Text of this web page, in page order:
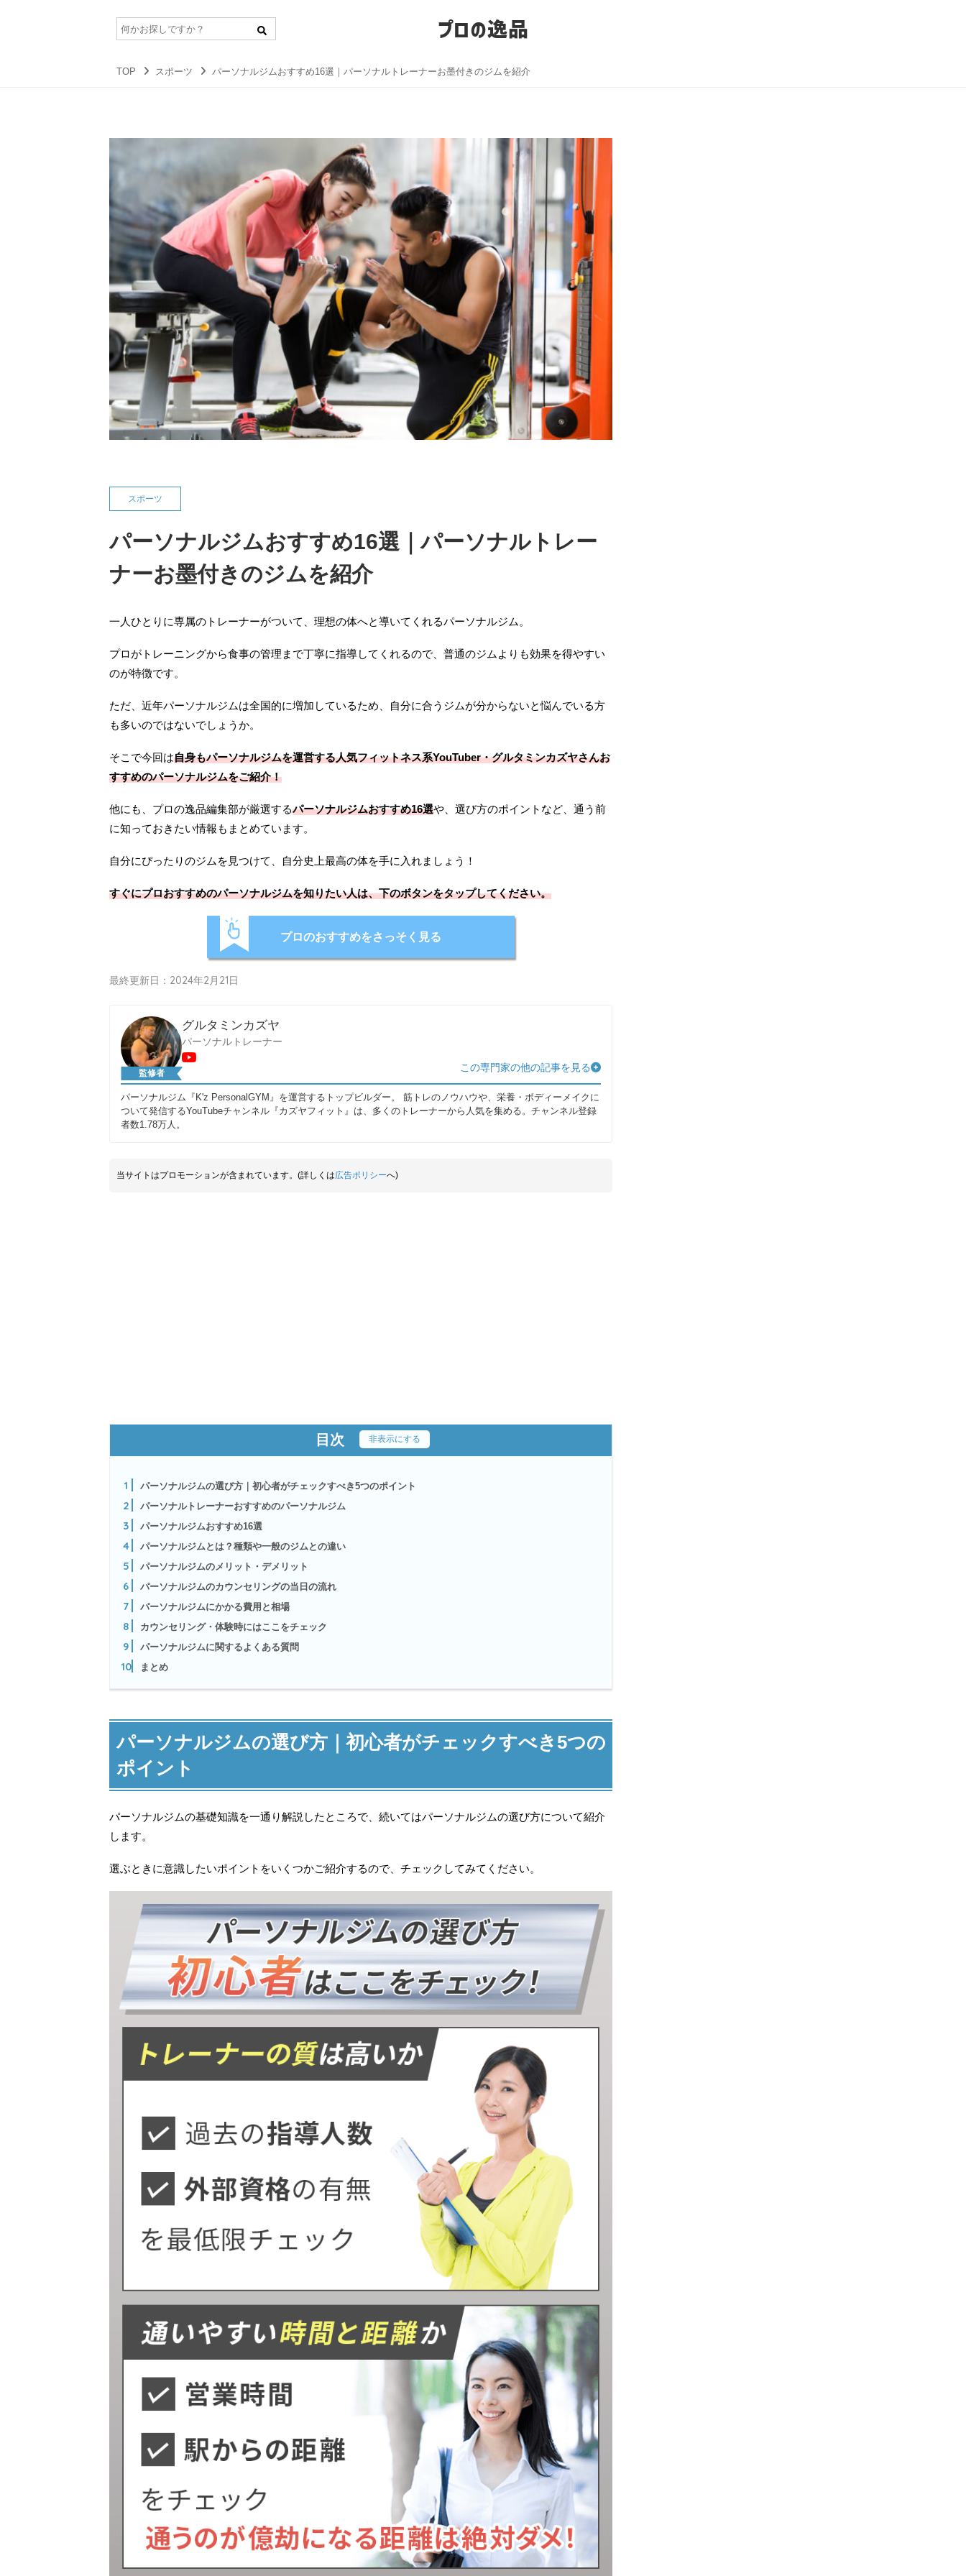
プロの逸品
TOP スポーツ パーソナルジムおすすめ16選｜パーソナルトレーナーお墨付きのジムを紹介
スポーツ
パーソナルジムおすすめ16選｜パーソナルトレー
ナーお墨付きのジムを紹介
一人ひとりに専属のトレーナーがついて、理想の体へと導いてくれるパーソナルジム。
プロがトレーニングから食事の管理まで丁寧に指導してくれるので、普通のジムよりも効果を得やすい
のが特徴です。
ただ、近年パーソナルジムは全国的に増加しているため、自分に合うジムが分からないと悩んでいる方
も多いのではないでしょうか。
そこで今回は自身もパーソナルジムを運営する人気フィットネス系YouTuber・グルタミンカズヤさんお
すすめのパーソナルジムをご紹介！
他にも、プロの逸品編集部が厳選するパーソナルジムおすすめ16選や、選び方のポイントなど、通う前
に知っておきたい情報もまとめています。
自分にぴったりのジムを見つけて、自分史上最高の体を手に入れましょう！
すぐにプロおすすめのパーソナルジムを知りたい人は、下のボタンをタップしてください。
プロのおすすめをさっそく見る
最終更新日：2024年2月21日
監修者
グルタミンカズヤ
パーソナルトレーナー
この専門家の他の記事を見る
パーソナルジム『K'z PersonalGYM』を運営するトップビルダー。 筋トレのノウハウや、栄養・ボディーメイクに
ついて発信するYouTubeチャンネル『カズヤフィット』は、多くのトレーナーから人気を集める。チャンネル登録
者数1.78万人。
当サイトはプロモーションが含まれています。(詳しくは広告ポリシーへ)
目次 非表示にする
1 パーソナルジムの選び方｜初心者がチェックすべき5つのポイント
2 パーソナルトレーナーおすすめのパーソナルジム
3 パーソナルジムおすすめ16選
4 パーソナルジムとは？種類や一般のジムとの違い
5 パーソナルジムのメリット・デメリット
6 パーソナルジムのカウンセリングの当日の流れ
7 パーソナルジムにかかる費用と相場
8 カウンセリング・体験時にはここをチェック
9 パーソナルジムに関するよくある質問
10 まとめ
パーソナルジムの選び方｜初心者がチェックすべき5つの
ポイント
パーソナルジムの基礎知識を一通り解説したところで、続いてはパーソナルジムの選び方について紹介
します。
選ぶときに意識したいポイントをいくつかご紹介するので、チェックしてみてください。